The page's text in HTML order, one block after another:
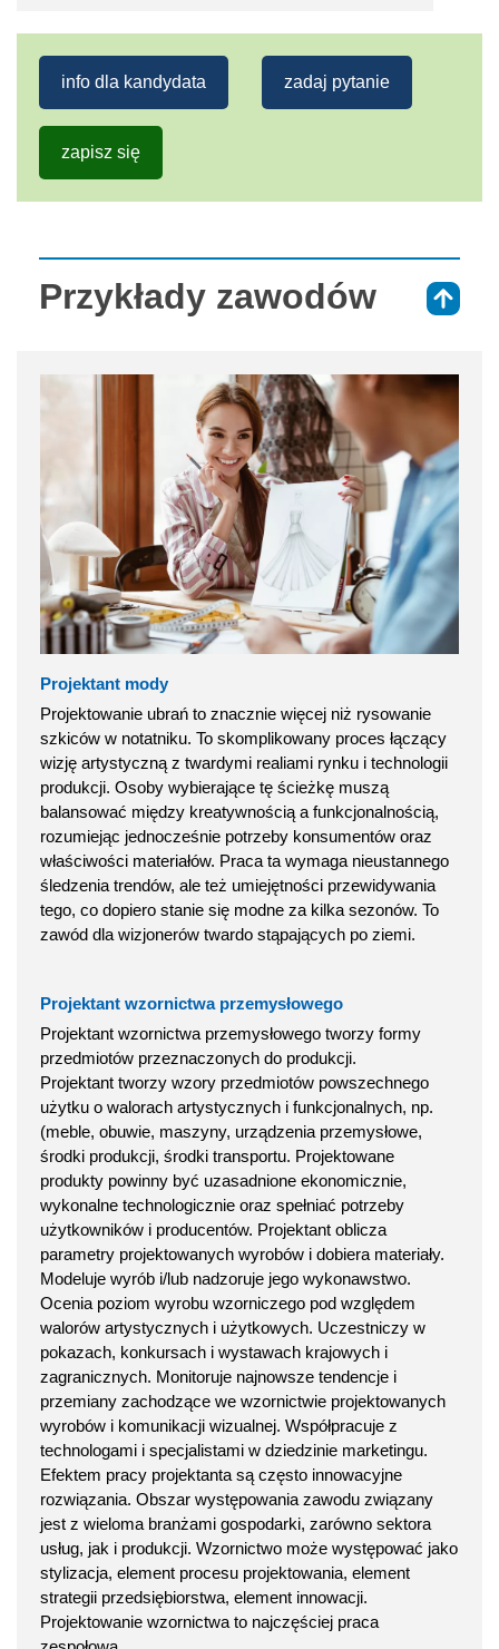
info dla kandydata zadaj pytanie
zapisz się
Przykłady zawodów
Projektant mody
Projektowanie ubrań to znacznie więcej niż rysowanie
szkiców w notatniku. To skomplikowany proces łączący
wizję artystyczną z twardymi realiami rynku i technologii
produkcji. Osoby wybierające tę ścieżkę muszą
balansować między kreatywnością a funkcjonalnością,
rozumiejąc jednocześnie potrzeby konsumentów oraz
właściwości materiałów. Praca ta wymaga nieustannego
śledzenia trendów, ale też umiejętności przewidywania
tego, co dopiero stanie się modne za kilka sezonów. To
zawód dla wizjonerów twardo stąpających po ziemi.
Projektant wzornictwa przemysłowego
Projektant wzornictwa przemysłowego tworzy formy
przedmiotów przeznaczonych do produkcji.
Projektant tworzy wzory przedmiotów powszechnego
użytku o walorach artystycznych i funkcjonalnych, np.
(meble, obuwie, maszyny, urządzenia przemysłowe,
środki produkcji, środki transportu. Projektowane
produkty powinny być uzasadnione ekonomicznie,
wykonalne technologicznie oraz spełniać potrzeby
użytkowników i producentów. Projektant oblicza
parametry projektowanych wyrobów i dobiera materiały.
Modeluje wyrób i/lub nadzoruje jego wykonawstwo.
Ocenia poziom wyrobu wzorniczego pod względem
walorów artystycznych i użytkowych. Uczestniczy w
pokazach, konkursach i wystawach krajowych i
zagranicznych. Monitoruje najnowsze tendencje i
przemiany zachodzące we wzornictwie projektowanych
wyrobów i komunikacji wizualnej. Współpracuje z
technologami i specjalistami w dziedzinie marketingu.
Efektem pracy projektanta są często innowacyjne
rozwiązania. Obszar występowania zawodu związany
jest z wieloma branżami gospodarki, zarówno sektora
usług, jak i produkcji. Wzornictwo może występować jako
stylizacja, element procesu projektowania, element
strategii przedsiębiorstwa, element innowacji.
Projektowanie wzornictwa to najczęściej praca